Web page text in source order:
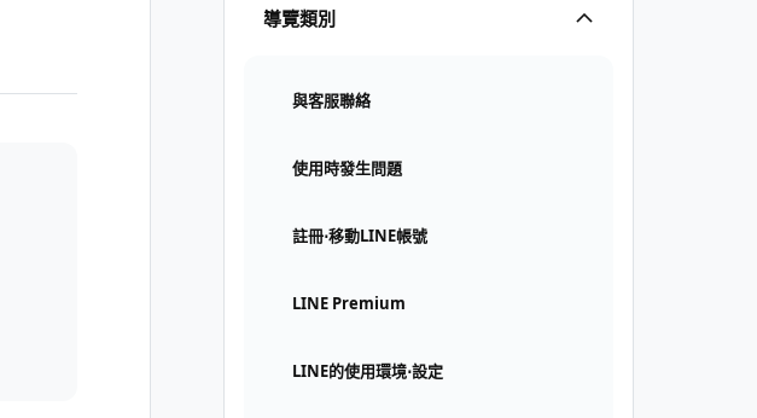
導覽類別
與客服聯絡
使用時發生問題
註冊⋅移動LINE帳號
LINE Premium
LINE的使用環境⋅設定